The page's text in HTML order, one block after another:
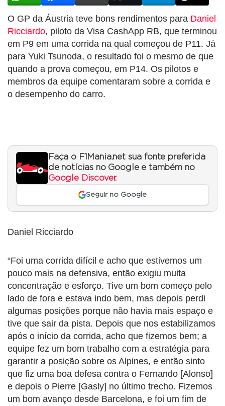
O GP da Áustria teve bons rendimentos para Daniel
Ricciardo, piloto da Visa CashApp RB, que terminou
em P9 em uma corrida na qual começou de P11. Já
para Yuki Tsunoda, o resultado foi o mesmo de que
quando a prova começou, em P14. Os pilotos e
membros da equipe comentaram sobre a corrida e
o desempenho do carro.
Faça o F1Mania.net sua fonte preferida
de notícias no Google e também no
Google Discover.
Seguir no Google
Daniel Ricciardo
“Foi uma corrida difícil e acho que estivemos um
pouco mais na defensiva, então exigiu muita
concentração e esforço. Tive um bom começo pelo
lado de fora e estava indo bem, mas depois perdi
algumas posições porque não havia mais espaço e
tive que sair da pista. Depois que nos estabilizamos
após o início da corrida, acho que fizemos bem; a
equipe fez um bom trabalho com a estratégia para
garantir a posição sobre os Alpines, e então sinto
que fiz uma boa defesa contra o Fernando [Alonso]
e depois o Pierre [Gasly] no último trecho. Fizemos
um bom avanço desde Barcelona, e foi um fim de